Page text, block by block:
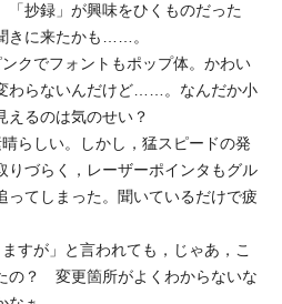
「抄録」が興味をひくものだった
きに来たかも……。
クでフォントもポップ体。かわい
わらないんだけど……。なんだか小
えるのは気のせい？
らしい。しかし，猛スピードの発
りづらく，レーザーポインタもグル
ってしまった。聞いているだけで疲
すが」と言われても，じゃあ，こ
の？ 変更箇所がよくわからないな